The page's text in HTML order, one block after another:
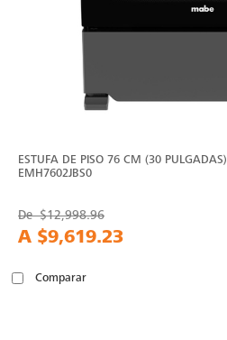
ESTUFA DE PISO 76 CM (30
EMH7602JBS0
De$12,998.96
A $9,619.23
Comparar